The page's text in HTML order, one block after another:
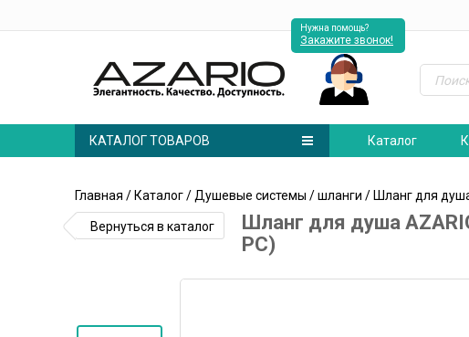
Нужна помощь?
Закажите звонок!
КАТАЛОГ ТОВАРОВ Каталог
Главная / Каталог/ Душевые системы /шланги / Шланг для душа
Вернуться в каталог
Шланг для душа
PC)